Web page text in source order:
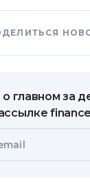
главном за